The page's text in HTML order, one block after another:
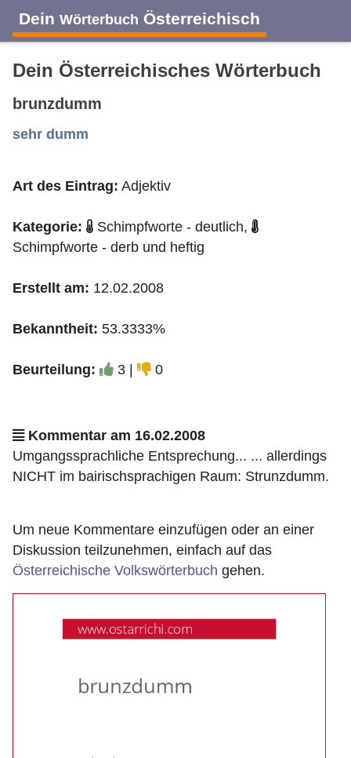
Dein Wörterbuch Österreichisch
A B
J K L M N
S T U V W
Dein Österreichisches Wörterbuch
brunzdumm
sehr dumm
Art des Eintrag: Adjektiv
Kategorie:
Schimpfworte - deutlich,
Schimpfworte - derb und heftig
Erstellt am: 12.02.2008
Bekanntheit: 53.3333%
Beurteilung: 3 | 0
Kommentar am 16.02.2008
Umgangssprachliche Entsprechung... ... allerdings
NICHT im bairischsprachigen Raum: Strunzdumm.
Um neue Kommentare einzufügen oder an einer
Diskussion teilzunehmen, einfach auf das
Österreichische Volkswörterbuch gehen.